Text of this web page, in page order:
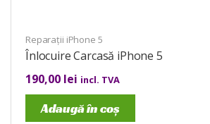
Reparații iPhone 5
Înlocuire Carcasă iPhone 5
190,00 lei incl. TVA
Adaugă în coș